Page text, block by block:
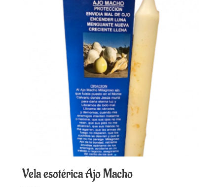
Vela esotérica Ajo Macho